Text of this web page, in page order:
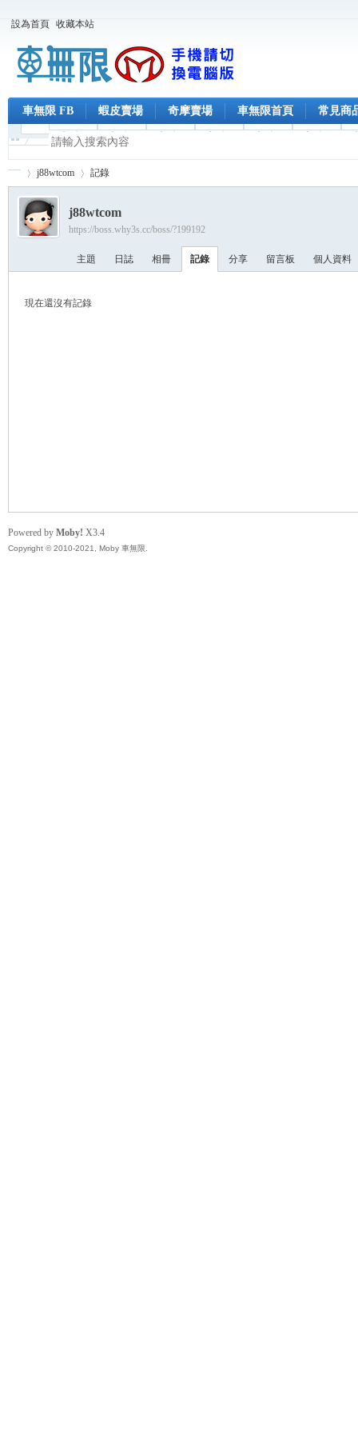
設為首頁 收藏本站
車無限 FB 蝦皮賣場 奇摩賣場 車無限首頁 常見商
›
j88wtcom 記錄
j88wtcom
https://boss.why3s.cc/boss/?199192
主題 日誌 相冊 記錄 分享 留言板 個人資料
現在還沒有記錄
Powered by Moby! X3.4
Copyright © 2010-2021, Moby 車無限.